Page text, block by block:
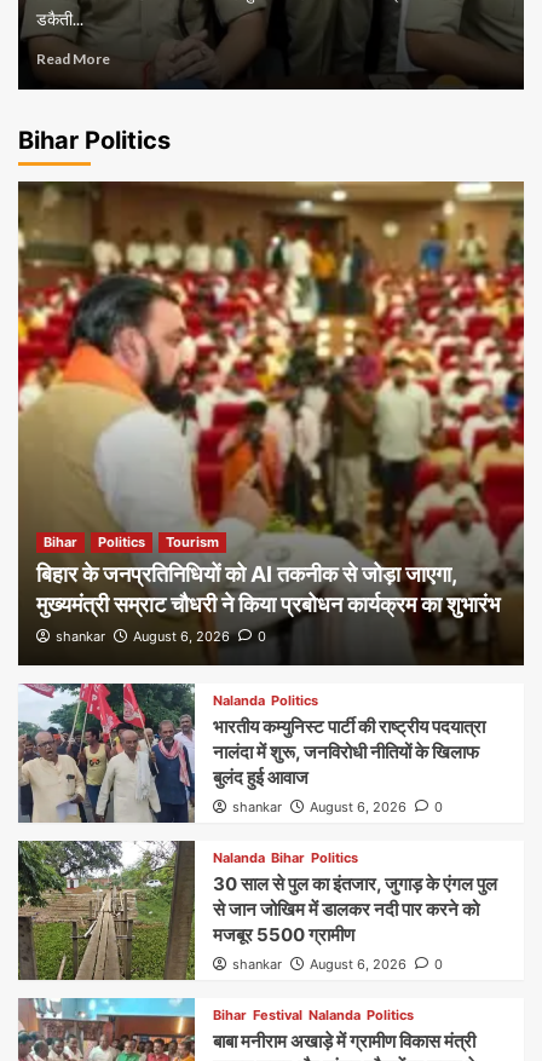
डकैती...
Read More
Bihar Politics
Bihar Politics Tourism
बिहार के जनप्रतिनिधियों को AI तकनीक से जोड़ा जाएगा,
मुख्यमंत्री सम्राट चौधरी ने किया प्रबोधन कार्यक्रम का शुभारंभ
shankar August 6, 2026 0
Nalanda Politics
भारतीय कम्युनिस्ट पार्टी की राष्ट्रीय पदयात्रा
नालंदा में शुरू, जनविरोधी नीतियों के खिलाफ
बुलंद हुई आवाज
shankar August 6, 2026 0
Nalanda Bihar Politics
30 साल से पुल का इंतजार, जुगाड़ के एंगल पुल
से जान जोखिम में डालकर नदी पार करने को
मजबूर 5500 ग्रामीण
shankar August 6, 2026 0
Bihar Festival Nalanda Politics
बाबा मनीराम अखाड़े में ग्रामीण विकास मंत्री